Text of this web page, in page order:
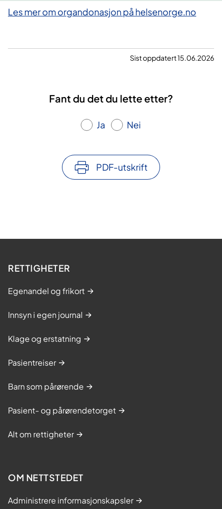
Les mer om organdonasjon på helsenorge.no
Sist oppdatert 15.06.2026
Fant du det du lette etter?
Ja Nei
PDF-utskrift
RETTIGHETER
Egenandel og frikort
Innsyn i egen journal
Klage og erstatning
Pasientreiser
Barn som pårørende
Pasient- og pårørendetorget
Alt om rettigheter
OM NETTSTEDET
Administrere informasjonskapsler